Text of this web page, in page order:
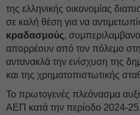
της ελληνικής οικονομίας
σε καλή θέση για να
κραδασμούς,
απορρέουν από τον πόλεμο
αντανακλά την ενίσχυση της
και της χρηματοπιστωτικής
Το πρωτογενές πλεόνασμα
ΑΕΠ κατά την περίοδο 2024-